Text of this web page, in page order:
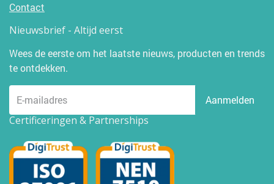
Contact
Nieuwsbrief - Altijd eerst
Wees de eerste om het laatste nieuws, producten en trends
te ontdekken.
Aanmelden
Certificeringen & Partnerships